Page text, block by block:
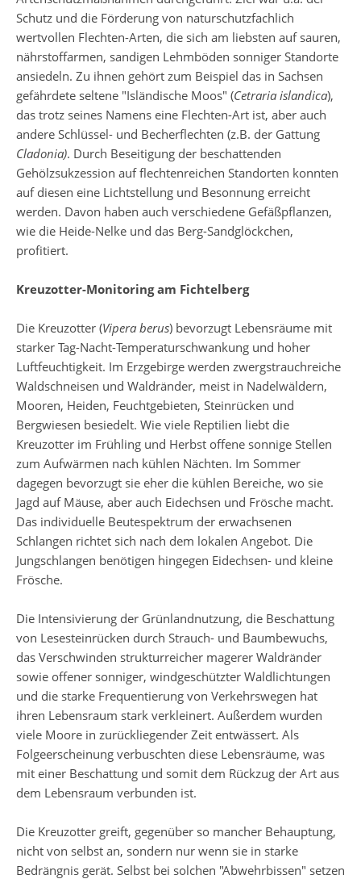
Schutz und die Förderung von naturschutzfachlich
wertvollen Flechten-Arten, die sich am liebsten auf sauren,
nährstoffarmen, sandigen Lehmböden sonniger Standorte
ansiedeln. Zu ihnen gehört zum Beispiel das in Sachsen
gefährdete seltene "Isländische Moos" (Cetraria islandica),
das trotz seines Namens eine Flechten-Art ist, aber auch
andere Schlüssel- und Becherflechten (z.B. der Gattung
Cladonia). Durch Beseitigung der beschattenden
Gehölzsukzession auf flechtenreichen Standorten konnten
auf diesen eine Lichtstellung und Besonnung erreicht
werden. Davon haben auch verschiedene Gefäßpflanzen,
wie die Heide-Nelke und das Berg-Sandglöckchen,
profitiert.
Kreuzotter-Monitoring am Fichtelberg
Die Kreuzotter (Vipera berus) bevorzugt Lebensräume mit
starker Tag-Nacht-Temperaturschwankung und hoher
Luftfeuchtigkeit. Im Erzgebirge werden zwergstrauchreiche
Waldschneisen und Waldränder, meist in Nadelwäldern,
Mooren, Heiden, Feuchtgebieten, Steinrücken und
Bergwiesen besiedelt. Wie viele Reptilien liebt die
Kreuzotter im Frühling und Herbst offene sonnige Stellen
zum Aufwärmen nach kühlen Nächten. Im Sommer
dagegen bevorzugt sie eher die kühlen Bereiche, wo sie
Jagd auf Mäuse, aber auch Eidechsen und Frösche macht.
Das individuelle Beutespektrum der erwachsenen
Schlangen richtet sich nach dem lokalen Angebot. Die
Jungschlangen benötigen hingegen Eidechsen- und kleine
Frösche.
Die Intensivierung der Grünlandnutzung, die Beschattung
von Lesesteinrücken durch Strauch- und Baumbewuchs,
das Verschwinden strukturreicher magerer Waldränder
sowie offener sonniger, windgeschützter Waldlichtungen
und die starke Frequentierung von Verkehrswegen hat
ihren Lebensraum stark verkleinert. Außerdem wurden
viele Moore in zurückliegender Zeit entwässert. Als
Folgeerscheinung verbuschten diese Lebensräume, was
mit einer Beschattung und somit dem Rückzug der Art aus
dem Lebensraum verbunden ist.
Die Kreuzotter greift, gegenüber so mancher Behauptung,
nicht von selbst an, sondern nur wenn sie in starke
Bedrängnis gerät. Selbst bei solchen "Abwehrbissen" setzen